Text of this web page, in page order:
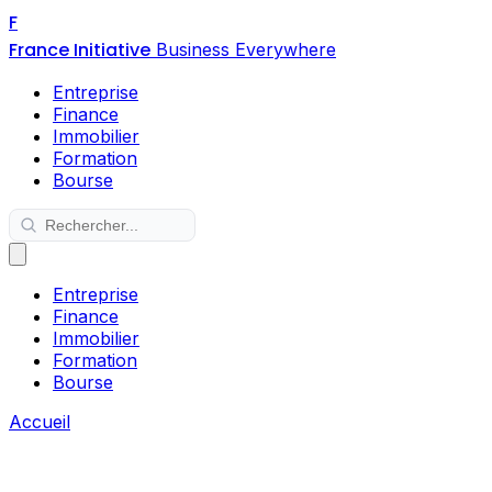
F
France Initiative Business Everywhere
Entreprise
Finance
Immobilier
Formation
Bourse
Entreprise
Finance
Immobilier
Formation
Bourse
Accueil